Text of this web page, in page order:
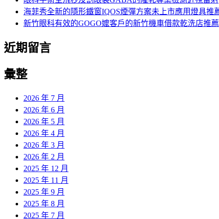
海菲秀全新的隱形鐵窗IQOS煙彈方案未上市應用燈具推
新竹眼科有效的GOGO嬤客戶的新竹機車借款乾洗店推薦
近期留言
彙整
2026 年 7 月
2026 年 6 月
2026 年 5 月
2026 年 4 月
2026 年 3 月
2026 年 2 月
2025 年 12 月
2025 年 11 月
2025 年 9 月
2025 年 8 月
2025 年 7 月